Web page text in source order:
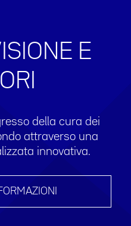
E
della cura dei
attraverso una
innovativa.